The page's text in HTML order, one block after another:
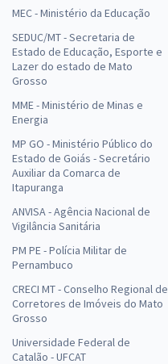
MEC - Ministério da Educação
SEDUC/MT - Secretaria de
Estado de Educação, Esporte e
Lazer do estado de Mato
Grosso
MME - Ministério de Minas e
Energia
MP GO - Ministério Público do
Estado de Goiás - Secretário
Auxiliar da Comarca de
Itapuranga
ANVISA - Agência Nacional de
Vigilância Sanitária
PM PE - Polícia Militar de
Pernambuco
CRECI MT - Conselho Regional de
Corretores de Imóveis do Mato
Grosso
Universidade Federal de
Catalão - UFCAT